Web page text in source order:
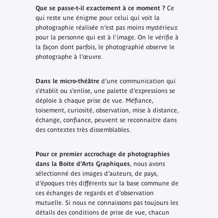
Que se passe-t-il exactement à ce moment ?Ce
qui reste une énigme pour celui qui voit la
photographie réalisée n’est pas moins mystérieux
pour la personne qui est à l’image. On le vérifie à
la façon dont parfois, le photographié observe le
photographe à l’œuvre.
Dans le micro-théâtred’une communication qui
s’établit ou s’enlise, une palette d’expressions se
déploie à chaque prise de vue. Méfiance,
toisement, curiosité, observation, mise à distance,
échange, confiance, peuvent se reconnaitre dans
des contextes très dissemblables.
Pour ce premier accrochage de photographies
dans la Boite d’Arts Graphiques, nous avons
sélectionné des images d’auteurs, de pays,
d’époques très différents sur la base commune de
ces échanges de regards et d’observation
mutuelle. Si nous ne connaissons pas toujours les
détails des conditions de prise de vue, chacun